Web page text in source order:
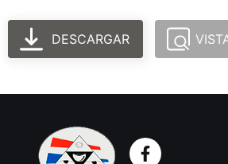
DESCARGAR